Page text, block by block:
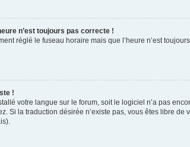
n’est toujours pas correcte !
réglé le fuseau horaire mais que l’heure n’est
!
votre langue sur le forum, soit le logiciel n’a pas
Si la traduction désirée n’existe pas, vous êtes libre